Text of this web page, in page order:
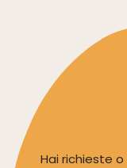
Hai richieste